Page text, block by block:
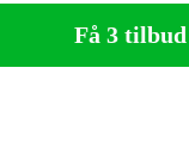
Få 3